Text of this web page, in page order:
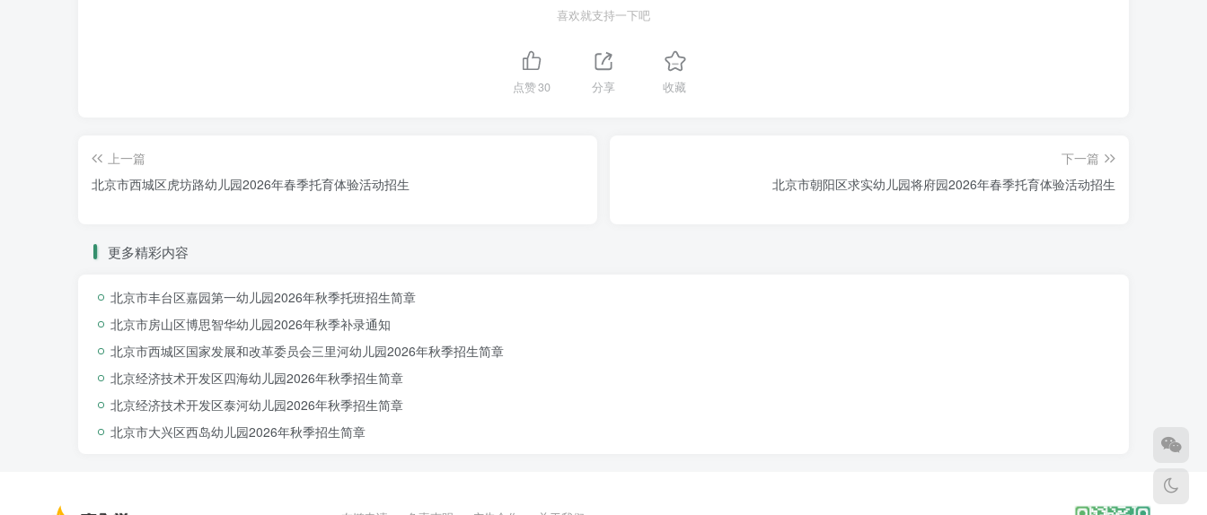
温 醒
喜欢就支持一下吧
点赞30 分享 收藏
上一篇
北京市西城区虎坊路幼儿园2026年春季托育体验活动招生
下一篇
北京市朝阳区求实幼儿园将府园2026年春季托育体验活动招生
更多精彩内容
北京市丰台区嘉园第一幼儿园2026年秋季托班招生简章
北京市房山区博思智华幼儿园2026年秋季补录通知
北京市西城区国家发展和改革委员会三里河幼儿园2026年秋季招生简章
北京经济技术开发区四海幼儿园2026年秋季招生简章
北京经济技术开发区泰河幼儿园2026年秋季招生简章
北京市大兴区西岛幼儿园2026年秋季招生简章